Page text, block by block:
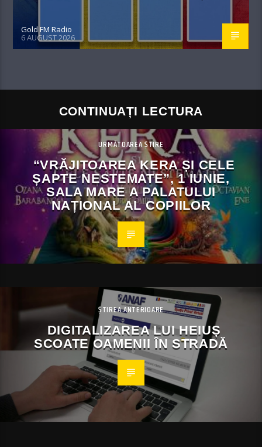
Gold FM Radio
6 AUGUST 2026
CONTINUAȚI LECTURA
URMĂTOAREA ȘTIRE
“VRĂJITOAREA KERA ȘI CELE
ȘAPTE NESTEMATE”, 1 IUNIE,
SALA MARE A PALATULUI
NAȚIONAL AL COPIILOR
ȘTIREA ANTERIOARE
DIGITALIZAREA LUI HEIUȘ
SCOATE OAMENII ÎN STRADĂ